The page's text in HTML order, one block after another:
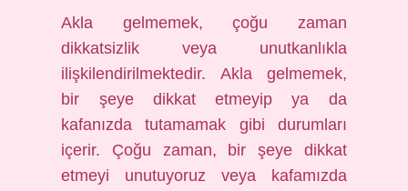
Akla gelmemek, çoğu zaman
dikkatsizlik veya unutkanlıkla
ilişkilendirilmektedir. Akla gelmemek,
bir şeye dikkat etmeyip ya da
kafanızda tutamamak gibi durumları
içerir. Çoğu zaman, bir şeye dikkat
etmeyi unutuyoruz veya kafamızda